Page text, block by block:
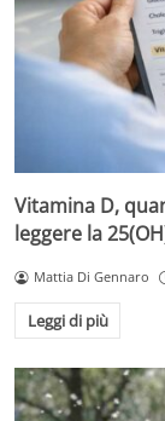
Vitamina D,
leggere la
Mattia Di Gennaro
Leggi di più